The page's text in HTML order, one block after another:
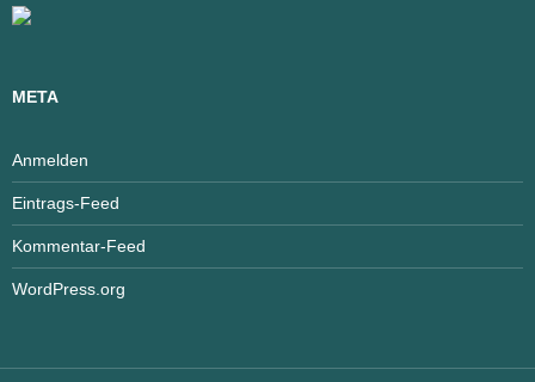
META
Anmelden
Eintrags-Feed
Kommentar-Feed
WordPress.org